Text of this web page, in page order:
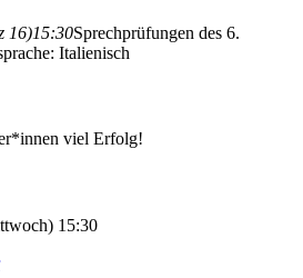
16)15:30Sprechprüfungen des 6.
Italienisch
viel Erfolg!
15:30